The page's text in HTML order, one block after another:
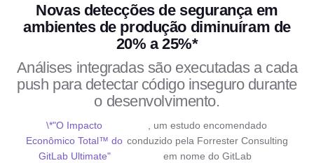
Novas detecções de segurança em
ambientes de produção diminuíram de
20% a 25%*
Análises integradas são executadas a cada
push para detectar código inseguro durante
o desenvolvimento.
\*"O Impacto
Econômico Total™ do
GitLab Ultimate"
, um estudo encomendado
conduzido pela Forrester Consulting
em nome do GitLab